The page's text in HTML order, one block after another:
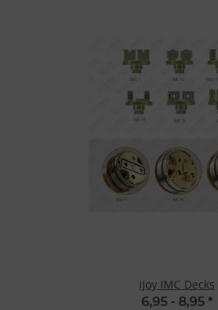
iJoy IMC Decks
6,95 - 8,95 *